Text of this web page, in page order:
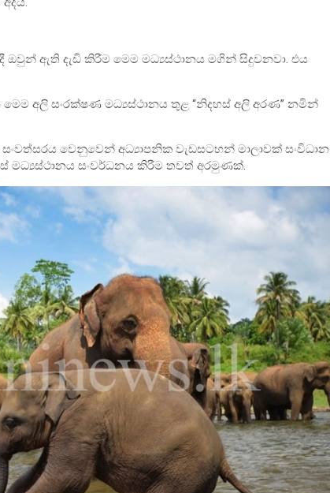
ඇති දැඩි කිරීම මෙම මධ්‍යස්ථානය මගින් සිදුවනවා. එය
අලි සංරක්ෂණ මධ්‍යස්ථානය තුළ “නිදහස් අලි අරණ” නමින්
වෙනුවෙන් අධ්‍යාපනික වැඩසටහන් මාලාවක් සංවිධාන
මධ්‍යස්ථානය සංවර්ධනය කිරීම තවත් අරමුණක්.